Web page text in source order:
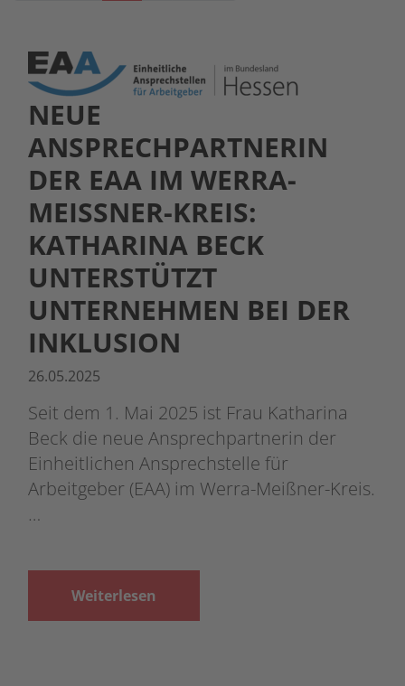
NEUE
ANSPRECHPARTNERIN
DER EAA IM WERRA-
MEISSNER-KREIS: K
ATHARINA BECK U
NTERSTÜTZT U
NTERNEHMEN BEI DER I
NKLUSION
26.05.2025
Seit dem 1. Mai 2025 ist Frau Katharina
Beck die neue Ansprechpartnerin der
Einheitlichen Ansprechstelle für
Arbeitgeber (EAA) im Werra-Meißner-Kreis.
…
Weiterlesen